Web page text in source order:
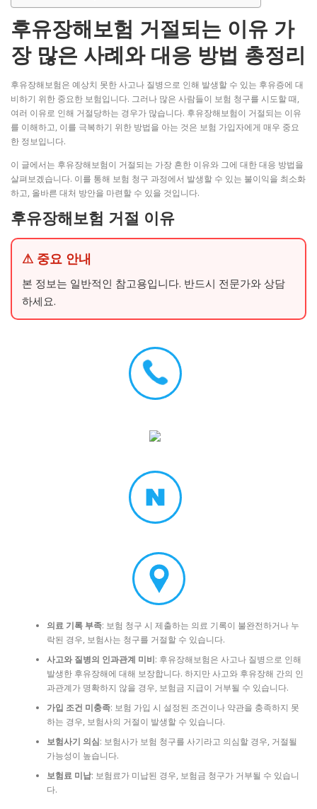
후유장해보험 거절되는 이유 가
장 많은 사례와 대응 방법 총정리
후유장해보험은 예상치 못한 사고나 질병으로 인해 발생할 수 있는 후유증에 대
비하기 위한 중요한 보험입니다. 그러나 많은 사람들이 보험 청구를 시도할 때,
여러 이유로 인해 거절당하는 경우가 많습니다. 후유장해보험이 거절되는 이유
를 이해하고, 이를 극복하기 위한 방법을 아는 것은 보험 가입자에게 매우 중요
한 정보입니다.
이 글에서는 후유장해보험이 거절되는 가장 흔한 이유와 그에 대한 대응 방법을
살펴보겠습니다. 이를 통해 보험 청구 과정에서 발생할 수 있는 불이익을 최소화
하고, 올바른 대처 방안을 마련할 수 있을 것입니다.
후유장해보험 거절 이유
⚠ 중요 안내
본 정보는 일반적인 참고용입니다. 반드시 전문가와 상담
하세요.
의료 기록 부족: 보험 청구 시 제출하는 의료 기록이 불완전하거나 누
락된 경우, 보험사는 청구를 거절할 수 있습니다.
사고와 질병의 인과관계 미비: 후유장해보험은 사고나 질병으로 인해
발생한 후유장해에 대해 보장합니다. 하지만 사고와 후유장해 간의 인
과관계가 명확하지 않을 경우, 보험금 지급이 거부될 수 있습니다.
가입 조건 미충족: 보험 가입 시 설정된 조건이나 약관을 충족하지 못
하는 경우, 보험사의 거절이 발생할 수 있습니다.
보험사기 의심: 보험사가 보험 청구를 사기라고 의심할 경우, 거절될
가능성이 높습니다.
보험료 미납: 보험료가 미납된 경우, 보험금 청구가 거부될 수 있습니
다.